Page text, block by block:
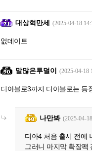
대상혁만세 (2025-04-18
없데이트
말많은투덜이 (2025-04-18
디아블로3까지 디아블로는 등
나만봐 (2025-04-
디아4 처음 출시 전에
그러니 마지막 확장팩